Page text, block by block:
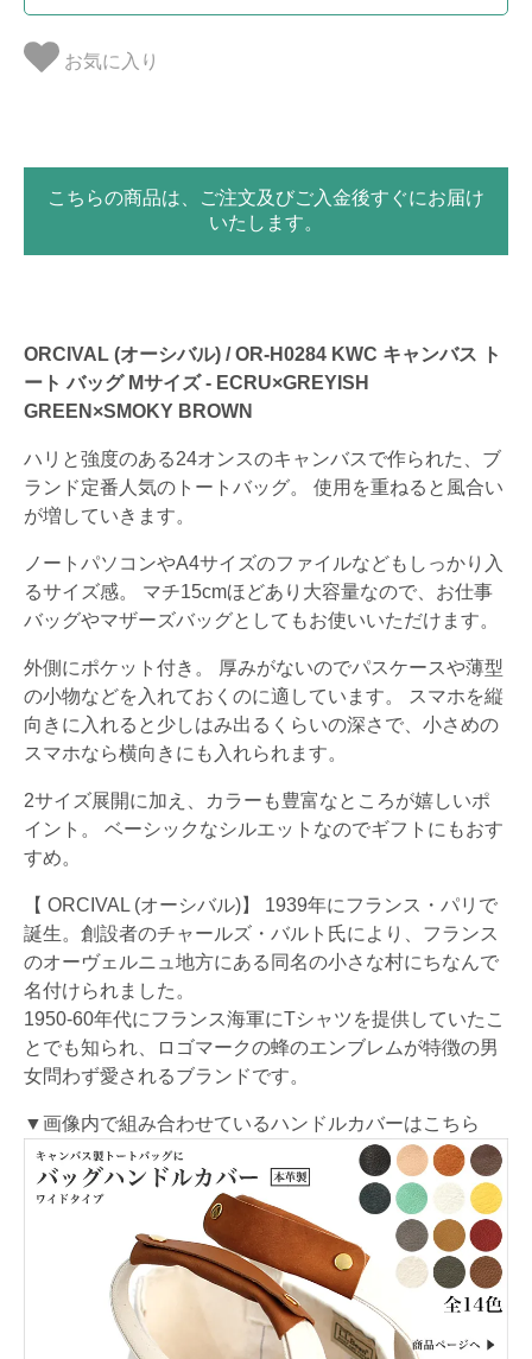
お気に入り
こちらの商品は、ご注文及びご入金後すぐにお届け
いたします。
ORCIVAL (オーシバル) / OR-H0284 KWC キャンバス ト
ート バッグ Mサイズ - ECRU×GREYISH
GREEN×SMOKY BROWN
ハリと強度のある24オンスのキャンバスで作られた、ブ
ランド定番人気のトートバッグ。 使用を重ねると風合い
が増していきます。
ノートパソコンやA4サイズのファイルなどもしっかり入
るサイズ感。 マチ15cmほどあり大容量なので、お仕事
バッグやマザーズバッグとしてもお使いいただけます。
外側にポケット付き。 厚みがないのでパスケースや薄型
の小物などを入れておくのに適しています。 スマホを縦
向きに入れると少しはみ出るくらいの深さで、小さめの
スマホなら横向きにも入れられます。
2サイズ展開に加え、カラーも豊富なところが嬉しいポ
イント。 ベーシックなシルエットなのでギフトにもおす
すめ。
【 ORCIVAL (オーシバル)】 1939年にフランス・パリで
誕生。創設者のチャールズ・バルト氏により、フランス
のオーヴェルニュ地方にある同名の小さな村にちなんで
名付けられました。
1950-60年代にフランス海軍にTシャツを提供していたこ
とでも知られ、ロゴマークの蜂のエンブレムが特徴の男
女問わず愛されるブランドです。
▼画像内で組み合わせているハンドルカバーはこちら